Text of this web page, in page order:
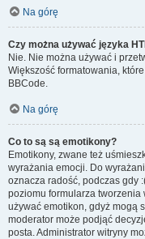
Na górę
Czy można używać języka
Nie. Nie można używać i
Większość formatowania,
BBCode.
Na górę
Co to są są emotikony?
Emotikony, zwane też
wyrażania emocji. Do
oznacza radość, podczas gdy
poziomu formularza
używać emotikon, gdyż mogą
moderator może podjąć
posta. Administrator witryny